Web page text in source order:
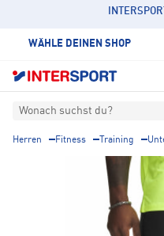
WÄHLE DEINEN SHOP
Wonach suchst du?
Herren Fitness Training